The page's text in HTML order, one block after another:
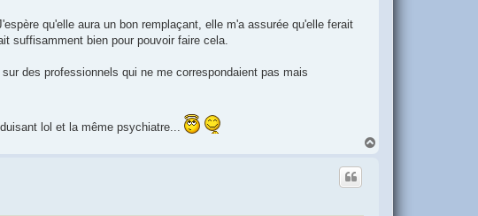
qu'elle aura un bon remplaçant, elle m'a assurée qu'elle ferait
suffisamment bien pour pouvoir faire cela.
des professionnels qui ne me correspondaient pas mais
lol et la même psychiatre...